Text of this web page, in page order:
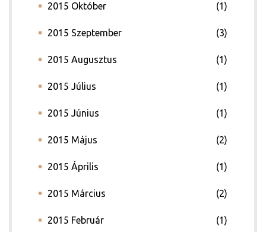
2015 Október (1)
2015 Szeptember (3)
2015 Augusztus (1)
2015 Július (1)
2015 Június (1)
2015 Május (2)
2015 Április (1)
2015 Március (2)
2015 Február (1)